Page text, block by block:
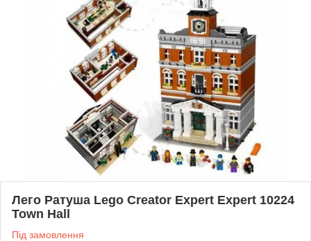
Лего Ратуша Lego Creator Expert Expert 10224
Town Hall
Під замовлення